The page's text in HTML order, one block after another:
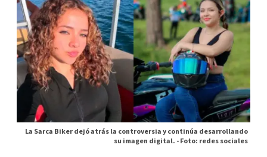
La Sarca Biker dejó atrás la controversia y continúa desarrollando
su imagen digital. -Foto: redes sociales